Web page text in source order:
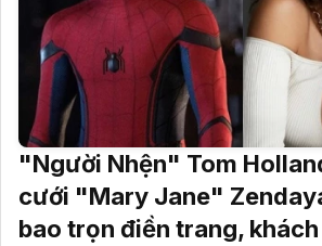
"Người Nhện" Tom
cưới "Mary Jane"
bao trọn điền trang,